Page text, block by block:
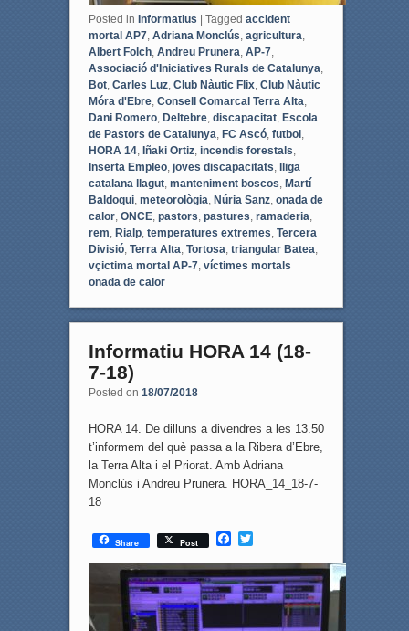
Posted in Informatius Tagged accident
mortal AP7, Adriana Monclús, agricultura,
Albert Folch, Andreu Prunera, AP-7,
Associació d'Iniciatives Rurals de Catalunya,
Bot, Carles Luz, Club Nàutic Flix, Club Nàutic
Móra d'Ebre, Consell Comarcal Terra Alta,
Dani Romero, Deltebre, discapacitat, Escola
de Pastors de Catalunya, FC Ascó, futbol ,
HORA 14, Iñaki Ortiz, incendis forestals,
Inserta Empleo, joves discapacitats,
lliga
catalana llagut, manteniment boscos, Martí
Baldoqui, meteorològia, Núria Sanz, onada de
calor, ONCE, pastors, pastures, ramaderia,
rem, Rialp, temperatures extremes, Tercera
Divisió, Terra Alta, Tortosa, triangular Batea,
vçictima mortal AP-7, víctimes mortals
onada de calor
Informatiu HORA 14 (18-
7-18)
Posted on 18/07/2018
HORA 14. De dilluns a divendres a les 13.50
t’informem del què passa a la Ribera d’Ebre,
la Terra Alta i el Priorat. Amb Adriana
Monclús i Andreu Prunera. HORA_14_18-7-
18
Share Post
F
c
e
b
o
T
i
t
t
r